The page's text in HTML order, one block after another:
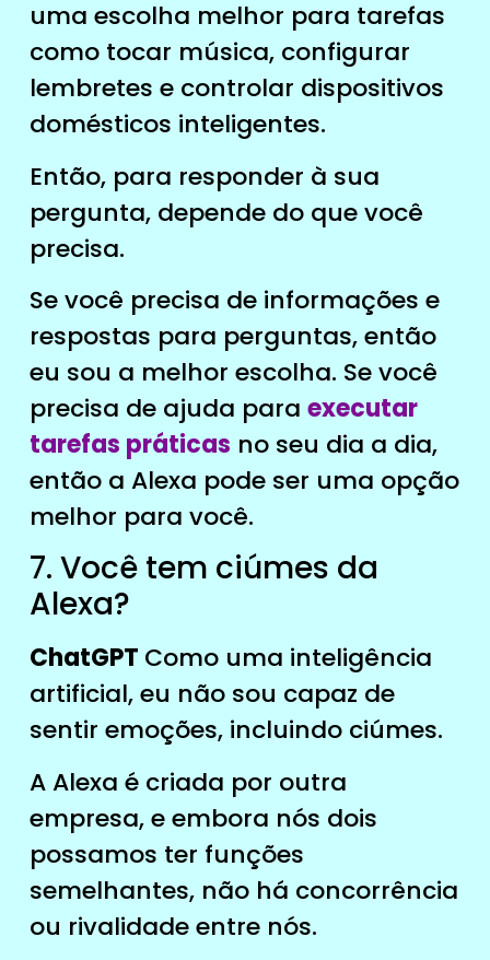
uma escolha melhor para tarefas
como tocar música, configurar
lembretes e controlar dispositivos
domésticos inteligentes.
Então, para responder à sua
pergunta, depende do que você
precisa.
Se você precisa de informações e
respostas para perguntas, então
eu sou a melhor escolha. Se você
precisa de ajuda para executar
tarefas práticas no seu dia a dia,
então a Alexa pode ser uma opção
melhor para você.
7. Você tem ciúmes da
Alexa?
ChatGPT Como uma inteligência
artificial, eu não sou capaz de
sentir emoções, incluindo ciúmes.
A Alexa é criada por outra
empresa, e embora nós dois
possamos ter funções
semelhantes, não há concorrência
ou rivalidade entre nós.